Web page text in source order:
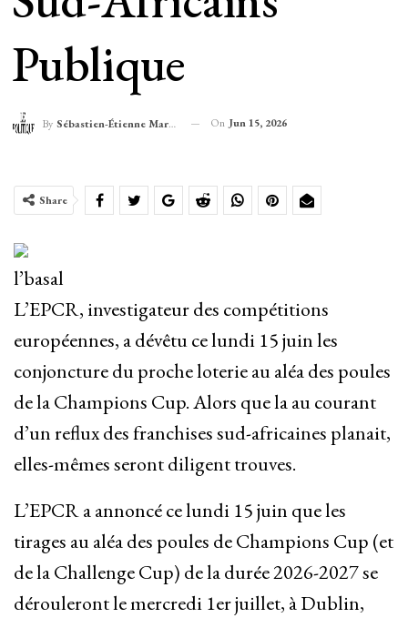
Publique
By Sébastien-Étienne Marechal On Jun 15, 2026
Share
l’basal
L’EPCR, investigateur des compétitions
européennes, a dévêtu ce lundi 15 juin les
conjoncture du proche loterie au aléa des poules
de la Champions Cup. Alors que la au courant
d’un reflux des franchises sud-africaines planait,
elles-mêmes seront diligent trouves.
L’EPCR a annoncé ce lundi 15 juin que les
tirages au aléa des poules de Champions Cup (et
de la Challenge Cup) de la durée 2026-2027 se
dérouleront le mercredi 1er juillet, à Dublin,